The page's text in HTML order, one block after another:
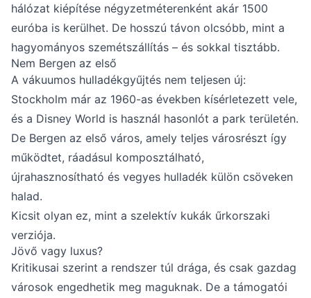
hálózat kiépítése négyzetméterenként akár 1500
euróba is kerülhet. De hosszú távon olcsóbb, mint a
hagyományos szemétszállítás – és sokkal tisztább.
Nem Bergen az első
A vákuumos hulladékgyűjtés nem teljesen új:
Stockholm már az 1960-as években kísérletezett vele,
és a Disney World is használ hasonlót a park területén.
De Bergen az első város, amely teljes városrészt így
működtet, ráadásul komposztálható,
újrahasznosítható és vegyes hulladék külön csöveken
halad.
Kicsit olyan ez, mint a szelektív kukák űrkorszaki
verziója.
Jövő vagy luxus?
Kritikusai szerint a rendszer túl drága, és csak gazdag
városok engedhetik meg maguknak. De a támogatói